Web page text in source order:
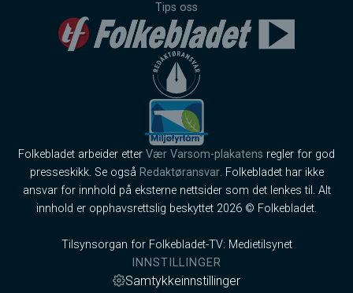
Tips oss
Folkebladet arbeider etter Vær Varsom-plakatens regler for god
presseskikk. Se også Redaktøransvar. Folkebladet har ikke
ansvar for innhold på eksterne nettsider som det lenkes til. Alt
innhold er opphavsrettslig beskyttet 2026 © Folkebladet.
Tilsynsorgan for Folkebladet-TV: Medietilsynet
INNSTILLINGER
Samtykkeinnstillinger